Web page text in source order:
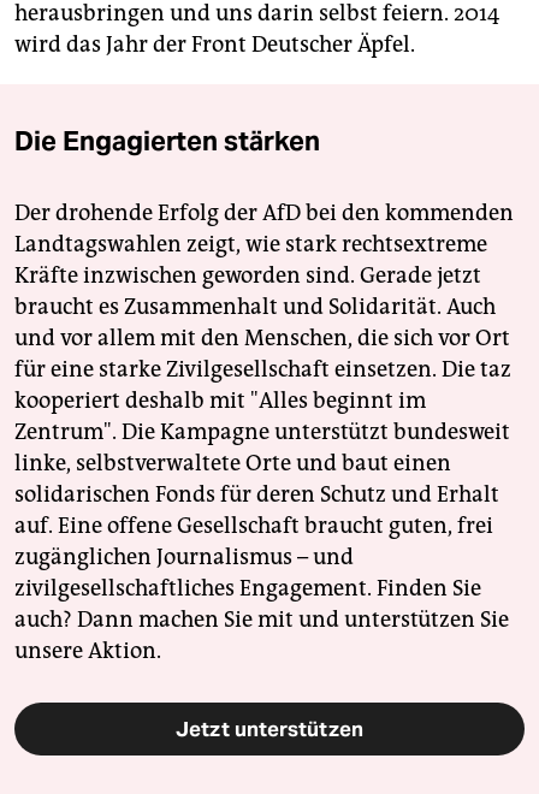
herausbringen und uns darin selbst feiern. 2014
wird das Jahr der Front Deutscher Äpfel.
Die Engagierten stärken
Der drohende Erfolg der AfD bei den kommenden
Landtagswahlen zeigt, wie stark rechtsextreme
Kräfte inzwischen geworden sind. Gerade jetzt
braucht es Zusammenhalt und Solidarität. Auch
und vor allem mit den Menschen, die sich vor Ort
für eine starke Zivilgesellschaft einsetzen. Die taz
kooperiert deshalb mit "Alles beginnt im
Zentrum". Die Kampagne unterstützt bundesweit
linke, selbstverwaltete Orte und baut einen
solidarischen Fonds für deren Schutz und Erhalt
auf. Eine offene Gesellschaft braucht guten, frei
zugänglichen Journalismus – und
zivilgesellschaftliches Engagement. Finden Sie
auch? Dann machen Sie mit und unterstützen Sie
unsere Aktion.
Jetzt unterstützen